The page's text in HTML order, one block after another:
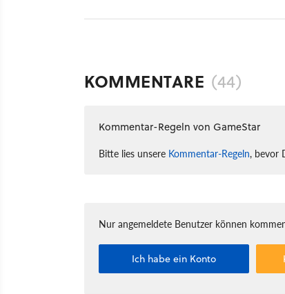
KOMMENTARE (44)
Kommentar-Regeln von GameStar
Bitte lies unsere Kommentar-Regeln, bevor
Nur angemeldete Benutzer können
Ich habe ein Konto